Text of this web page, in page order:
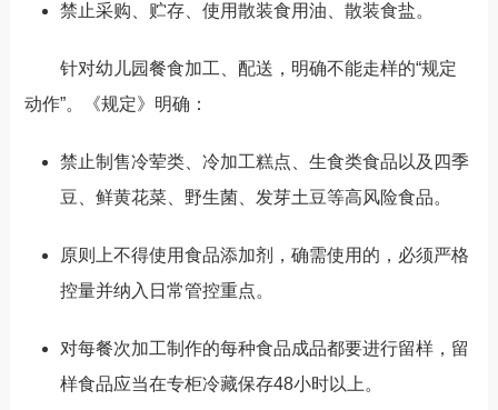
禁止采购、贮存、使用散装食用油、散装食盐。
针对幼儿园餐食加工、配送，明确不能走样的“规定
动作”。
《规定》明确 ：
禁止制售冷荤类、冷加工糕点、生食类食品 以及 四季
豆、鲜黄花菜、野生菌、发芽土豆等高风险食品。
原则上不得使用食品添加剂
，确需使用的，必须严格
控量并纳入日常管控重点。
对每餐次加工制作的每种食品成品都要进行留样，留
样食品应当在专柜冷藏保存48小时以上。